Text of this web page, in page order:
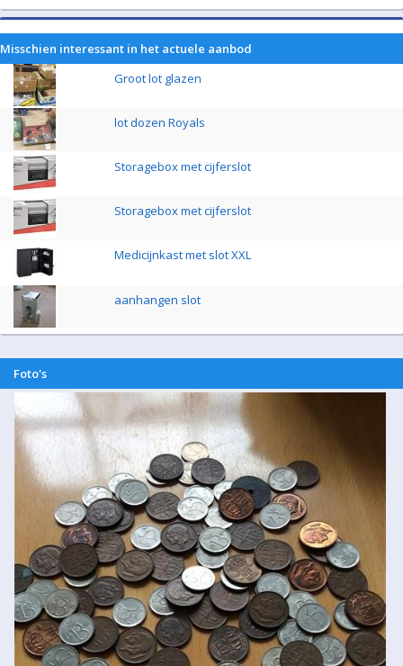
Misschien interessant in het actuele aanbod
Groot lot glazen
lot dozen Royals
Storagebox met cijferslot
Storagebox met cijferslot
Medicijnkast met slot XXL
aanhangen slot
Foto's